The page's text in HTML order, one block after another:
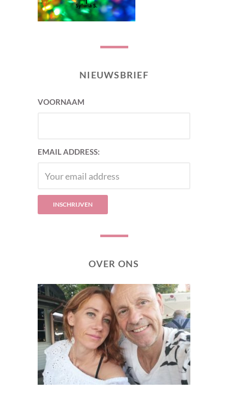
NIEUWSBRIEF
VOORNAAM
EMAIL ADDRESS:
OVER ONS